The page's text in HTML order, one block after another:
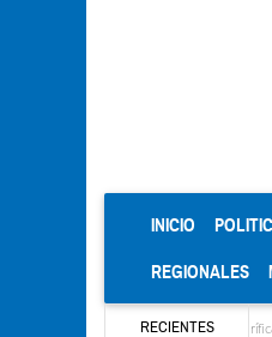
INICIO
REGIONALES
RECIENTES
celebra Mención Honorífica del Premio